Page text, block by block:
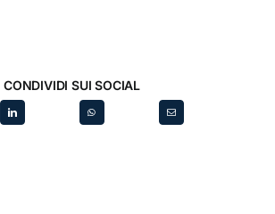
CONDIVIDI SUI SOCIAL